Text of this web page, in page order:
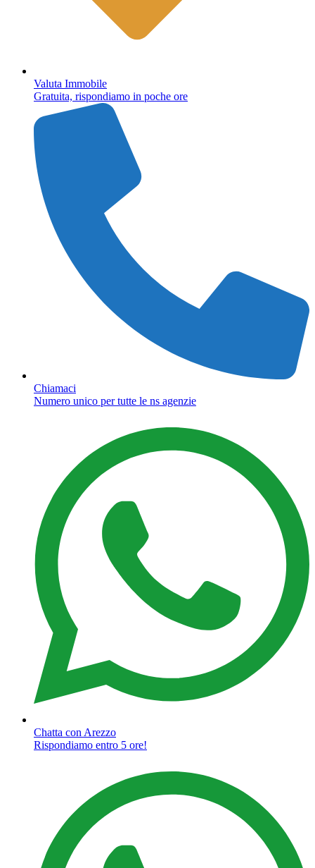
Valuta Immobile
Gratuita, rispondiamo in poche ore
Chiamaci
Numero unico per tutte le ns agenzie
Chatta con Arezzo
Rispondiamo entro 5 ore!